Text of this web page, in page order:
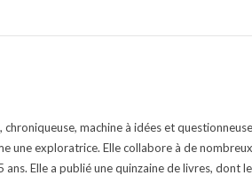
machine à idées et
une exploratrice. Elle collabore à de
Elle a publié une quinzaine de livres, dont